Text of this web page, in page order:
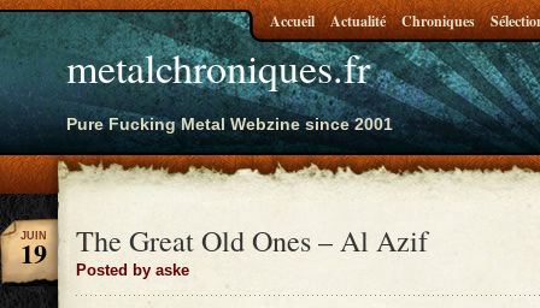
metalchroniques.fr
Pure Fucking Metal Webzine since 2001
Accueil Actualité Chroniques
The Great Old Ones – Al Azif
Posted by aske
JUIN
19